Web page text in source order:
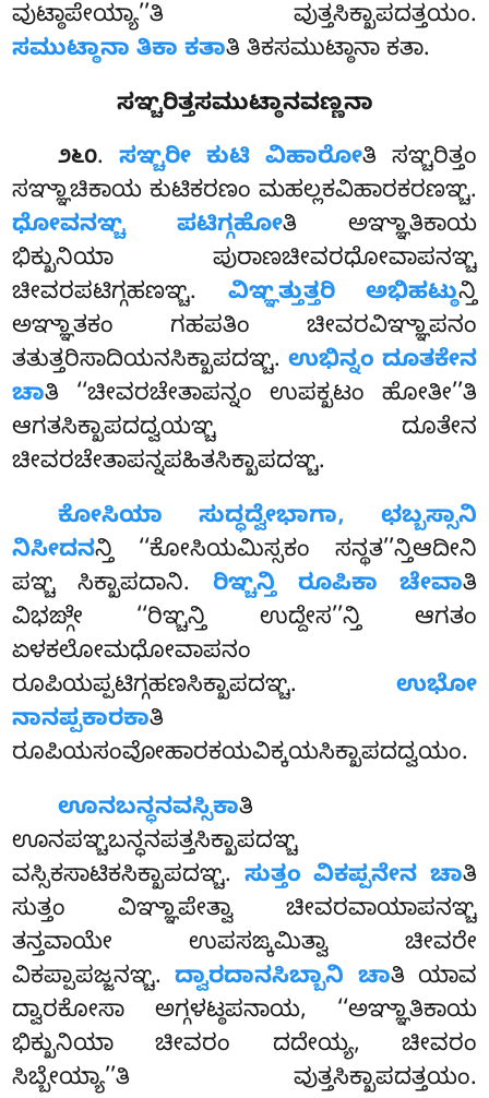
ವುಟ್ಠಾಪೇಯ್ಯಾ’’ತಿ ವುತ್ತಸಿಕ್ಖಾಪದತ್ತಯಂ.
ಸಮುಟ್ಠಾನಾ ತಿಕಾ ಕತಾತಿ ತಿಕಸಮುಟ್ಠಾನಾ ಕತಾ.
ಸಞ್ಚರಿತ್ತಸಮುಟ್ಠಾನವಣ್ಣನಾ
೨೬೦. ಸಞ್ಚರೀ ಕುಟಿ ವಿಹಾರೋತಿ ಸಞ್ಚರಿತ್ತಂ
ಸಞ್ಞಾಚಿಕಾಯ ಕುಟಿಕರಣಂ ಮಹಲ್ಲಕವಿಹಾರಕರಣಞ್ಚ.
ಧೋವನಞ್ಚ ಪಟಿಗ್ಗಹೋತಿ ಅಞ್ಞಾತಿಕಾಯ
ಭಿಕ್ಖುನಿಯಾ ಪುರಾಣಚೀವರಧೋವಾಪನಞ್ಚ
ಚೀವರಪಟಿಗ್ಗಹಣಞ್ಚ. ವಿಞ್ಞತ್ತುತ್ತರಿ ಅಭಿಹಟ್ಠುನ್ತಿ
ಅಞ್ಞಾತಕಂ ಗಹಪತಿಂ ಚೀವರವಿಞ್ಞಾಪನಂ
ತತುತ್ತರಿಸಾದಿಯನಸಿಕ್ಖಾಪದಞ್ಚ. ಉಭಿನ್ನಂ ದೂತಕೇನ
ಚಾತಿ ‘‘ಚೀವರಚೇತಾಪನ್ನಂ ಉಪಕ್ಖಟಂ ಹೋತೀ’’ತಿ
ಆಗತಸಿಕ್ಖಾಪದದ್ವಯಞ್ಚ ದೂತೇನ
ಚೀವರಚೇತಾಪನ್ನಪಹಿತಸಿಕ್ಖಾಪದಞ್ಚ.
ಕೋಸಿಯಾ ಸುದ್ಧದ್ವೇಭಾಗಾ, ಛಬ್ಬಸ್ಸಾನಿ
ನಿಸೀದನನ್ತಿ ‘‘ಕೋಸಿಯಮಿಸ್ಸಕಂ ಸನ್ಥತ’’ನ್ತಿಆದೀನಿ
ಪಞ್ಚ ಸಿಕ್ಖಾಪದಾನಿ. ರಿಞ್ಚನ್ತಿ ರೂಪಿಕಾ ಚೇವಾತಿ
ವಿಭಙ್ಗೇ ‘‘ರಿಞ್ಚನ್ತಿ ಉದ್ದೇಸ’’ನ್ತಿ ಆಗತಂ
ಏಳಕಲೋಮಧೋವಾಪನಂ
ರೂಪಿಯಪ್ಪಟಿಗ್ಗಹಣಸಿಕ್ಖಾಪದಞ್ಚ. ಉಭೋ
ನಾನಪ್ಪಕಾರಕಾತಿ
ರೂಪಿಯಸಂವೋಹಾರಕಯವಿಕ್ಕಯಸಿಕ್ಖಾಪದದ್ವಯಂ.
ಊನಬನ್ಧನವಸ್ಸಿಕಾತಿ
ಊನಪಞ್ಚಬನ್ಧನಪತ್ತಸಿಕ್ಖಾಪದಞ್ಚ
ವಸ್ಸಿಕಸಾಟಿಕಸಿಕ್ಖಾಪದಞ್ಚ. ಸುತ್ತಂ ವಿಕಪ್ಪನೇನ ಚಾತಿ
ಸುತ್ತಂ ವಿಞ್ಞಾಪೇತ್ವಾ ಚೀವರವಾಯಾಪನಞ್ಚ
ತನ್ತವಾಯೇ ಉಪಸಙ್ಕಮಿತ್ವಾ ಚೀವರೇ
ವಿಕಪ್ಪಾಪಜ್ಜನಞ್ಚ.ದ್ವಾರದಾನಸಿಬ್ಬಾನಿ ಚಾತಿ ಯಾವ
ದ್ವಾರಕೋಸಾ ಅಗ್ಗಳಟ್ಠಪನಾಯ, ‘‘ಅಞ್ಞಾತಿಕಾಯ
ಭಿಕ್ಖುನಿಯಾ ಚೀವರಂ ದದೇಯ್ಯ, ಚೀವರಂ
ಸಿಬ್ಬೇಯ್ಯಾ’’ತಿ ವುತ್ತಸಿಕ್ಖಾಪದತ್ತಯಂ.